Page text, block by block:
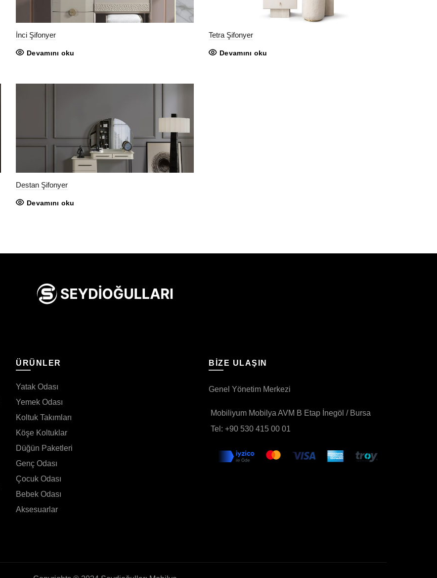
İnci Şifonyer
Devamını oku
Tetra Şifonyer
Devamını oku
Destan Şifonyer
Devamını oku
ÜRÜNLER
Yatak Odası
Yemek Odası
Koltuk Takımları
Köşe Koltuklar
Düğün Paketleri
Genç Odası
Çocuk Odası
Bebek Odası
Aksesuarlar
BIZE ULAŞIN
Genel Yönetim Merkezi
Mobiliyum Mobilya AVM B Etap İnegöl / Bursa
Tel: +90 530 415 00 01